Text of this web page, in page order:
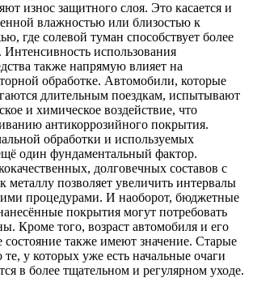
износ защитного слоя. Это касается и
влажностью или близостью к
где солевой туман способствует более
использования
также напрямую влияет на
обработке. Автомобили, которые
длительным поездкам, испытывают
и химическое воздействие, что
антикоррозийного покрытия.
обработки и используемых
один фундаментальный фактор.
долговечных составов с
металлу позволяет увеличить интервалы
процедурами. И наоборот, бюджетные
покрытия могут потребовать
Кроме того, возраст автомобиля и его
состояние также имеют значение. Старые
у которых уже есть начальные очаги
в более тщательном и регулярном уходе.